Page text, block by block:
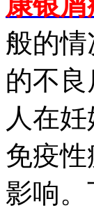
般的
的不
人在
免疫
影响